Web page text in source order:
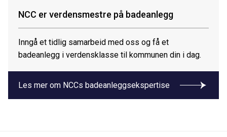
NCC er verdensmestre på badeanlegg
Inngå et tidlig samarbeid med oss og få et
badeanlegg i verdensklasse til kommunen din i dag.
Les mer om NCCs badeanleggsekspertise